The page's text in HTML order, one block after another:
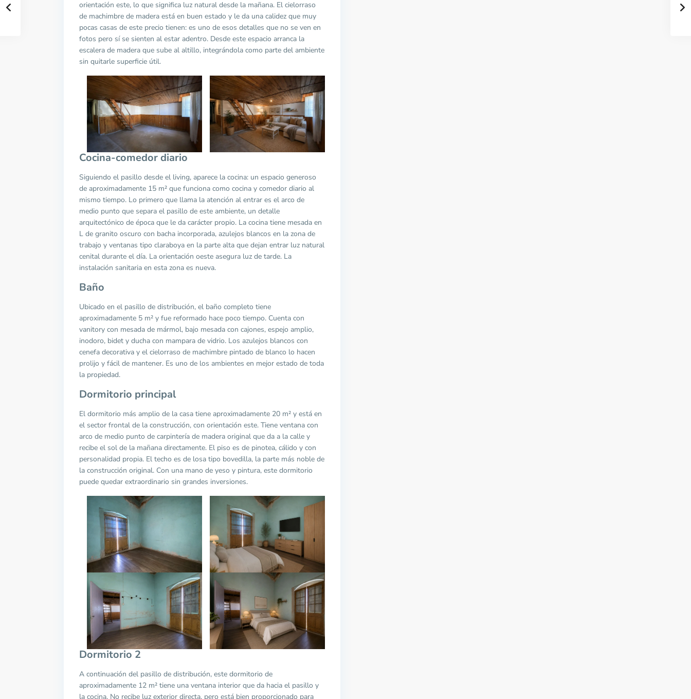
orientación este, lo que significa luz natural desde la mañana. El cielorraso
de machimbre de madera está en buen estado y le da una calidez que muy
pocas casas de este precio tienen: es uno de esos detalles que no se ven en
fotos pero sí se sienten al estar adentro. Desde este espacio arranca la
escalera de madera que sube al altillo, integrándola como parte del ambiente
sin quitarle superficie útil.
Cocina-comedor diario
Siguiendo el pasillo desde el living, aparece la cocina: un espacio generoso
de aproximadamente 15 m² que funciona como cocina y comedor diario al
mismo tiempo. Lo primero que llama la atención al entrar es el arco de
medio punto que separa el pasillo de este ambiente, un detalle
arquitectónico de época que le da carácter propio. La cocina tiene mesada en
L de granito oscuro con bacha incorporada, azulejos blancos en la zona de
trabajo y ventanas tipo claraboya en la parte alta que dejan entrar luz natural
cenital durante el día. La orientación oeste asegura luz de tarde. La
instalación sanitaria en esta zona es nueva.
Baño
Ubicado en el pasillo de distribución, el baño completo tiene
aproximadamente 5 m² y fue reformado hace poco tiempo. Cuenta con
vanitory con mesada de mármol, bajo mesada con cajones, espejo amplio,
inodoro, bidet y ducha con mampara de vidrio. Los azulejos blancos con
cenefa decorativa y el cielorraso de machimbre pintado de blanco lo hacen
prolijo y fácil de mantener. Es uno de los ambientes en mejor estado de toda
la propiedad.
Dormitorio principal
El dormitorio más amplio de la casa tiene aproximadamente 20 m² y está en
el sector frontal de la construcción, con orientación este. Tiene ventana con
arco de medio punto de carpintería de madera original que da a la calle y
recibe el sol de la mañana directamente. El piso es de pinotea, cálido y con
personalidad propia. El techo es de losa tipo bovedilla, la parte más noble de
la construcción original. Con una mano de yeso y pintura, este dormitorio
puede quedar extraordinario sin grandes inversiones.
Dormitorio 2
A continuación del pasillo de distribución, este dormitorio de
aproximadamente 12 m² tiene una ventana interior que da hacia el pasillo y
la cocina. No recibe luz exterior directa, pero está bien proporcionado para